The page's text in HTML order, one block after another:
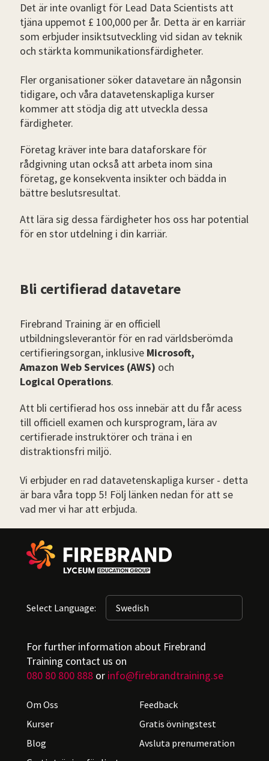
Det är inte ovanligt för Lead Data Scientists att
tjäna uppemot £ 100,000 per år. Detta är en karriär
som erbjuder insiktsutveckling vid sidan av teknik
och stärkta kommunikationsfärdigheter.
Fler organisationer söker datavetare än någonsin
tidigare, och våra datavetenskapliga kurser
kommer att stödja dig att utveckla dessa
färdigheter.
Företag kräver inte bara dataforskare för
rådgivning utan också att arbeta inom sina
företag, ge konsekventa insikter och bädda in
bättre beslutsresultat.
Att lära sig dessa färdigheter hos oss har potential
för en stor utdelning i din karriär.
Bli certifierad datavetare
Firebrand Training är en officiell
utbildningsleverantör för en rad världsberömda
certifieringsorgan, inklusive Microsoft,
Amazon Web Services (AWS) och
Logical Operations.
Att bli certifierad hos oss innebär att du får acess
till officiell examen och kursprogram, lära av
certifierade instruktörer och träna i en
distraktionsfri miljö.
Vi erbjuder en rad datavetenskapliga kurser - detta
är bara våra topp 5! Följ länken nedan för att se
vad mer vi har att erbjuda.
Select Language:
For further information about Firebrand
Training contact us on
080 80 800 888 or info@firebrandtraining.se
Om Oss
Kurser
Blog
Feedback
Gratis övningstest
Avsluta prenumeration